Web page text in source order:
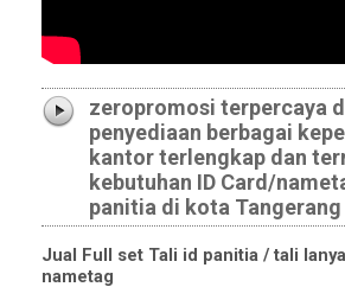
zeropromosi terpercaya
penyediaan berbagai
kantor terlengkap dan
kebutuhan ID Card/
panitia di kota Tangerang
Jual Full set Tali id panitia / tali
nametag